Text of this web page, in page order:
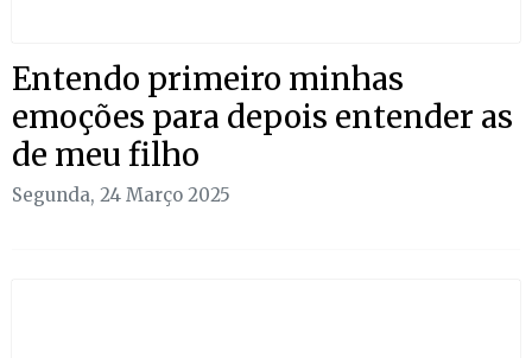
Entendo primeiro minhas
emoções para depois entender as
de meu filho
Segunda, 24 Março 2025